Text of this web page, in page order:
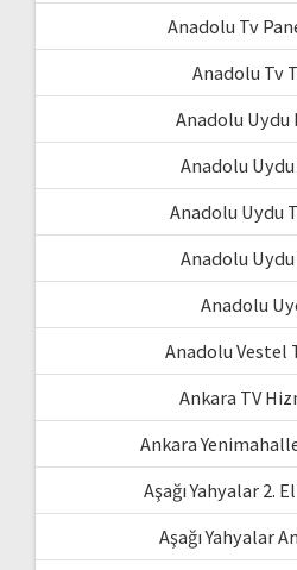
Anadolu Tv
Anadolu Tv
Anadolu Uydu
Anadolu
Anadolu Uydu
Anadolu
Anadolu
Anadolu Vestel
Ankara TV
Ankara
Aşağı Yahyalar 2.
Aşağı Yahyalar